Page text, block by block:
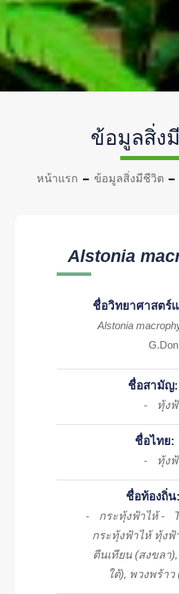
ข้อมูลสิ่ง
หน้าแรก ข้อมูลสิ่งมีชีวิต
Alstonia
ชื่อวิทยาศาสตร์
Alstonia
G.Don
ชื่อสามัญ
- ทุ้ง
ชื่อไทย:
- ทุ้ง
ชื่อท้องถิ่น
- กระทุ้งฟ้าไห้-
กระทุ้งฟ้าไห้ ทุ้งฟ้
ตีนเทียน (สงขลา
ใต้), พวงพร้า